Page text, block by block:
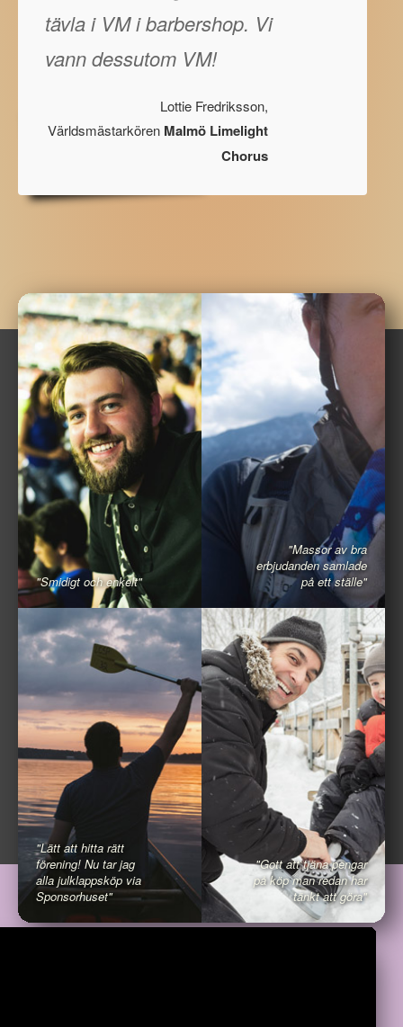
tävla i VM i barbershop. Vi
vann dessutom VM!
Lottie Fredriksson,
Världsmästarkören Malmö Limelight
Chorus
"Smidigt och enkelt"
"Massor av bra
erbjudanden samlade
på ett ställe"
"Lätt att hitta rätt
förening! Nu tar jag
alla julklappsköp via
Sponsorhuset"
"Gott att tjäna pengar
på köp man redan har
tänkt att göra"